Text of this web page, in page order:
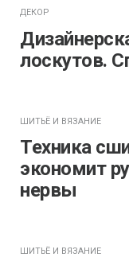
ДЕКОР
лоскутов.
ШИТЬЁ И ВЯЗАНИЕ
Техника
экономит
нервы
ШИТЬЁ И ВЯЗАНИЕ